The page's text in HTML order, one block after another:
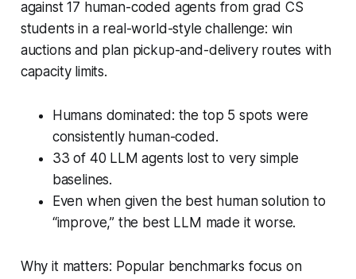
against 17 human-coded agents from grad CS
students in a real-world-style challenge: win
auctions and plan pickup-and-delivery routes with
capacity limits.
Humans dominated: the top 5 spots were
consistently human-coded.
33 of 40 LLM agents lost to very simple
baselines.
Even when given the best human solution to
“improve,” the best LLM made it worse.
Why it matters: Popular benchmarks focus on